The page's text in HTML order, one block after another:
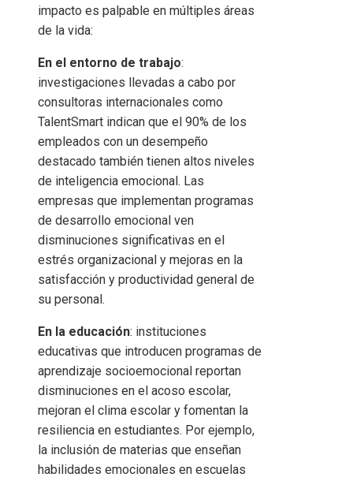
impacto es palpable en múltiples áreas
de la vida:
En el entorno de trabajo:
investigaciones llevadas a cabo por
consultoras internacionales como
TalentSmart indican que el 90% de los
empleados con un desempeño
destacado también tienen altos niveles
de inteligencia emocional. Las
empresas que implementan programas
de desarrollo emocional ven
disminuciones significativas en el
estrés organizacional y mejoras en la
satisfacción y productividad general de
su personal.
En la educación: instituciones
educativas que introducen programas de
aprendizaje socioemocional reportan
disminuciones en el acoso escolar,
mejoran el clima escolar y fomentan la
resiliencia en estudiantes. Por ejemplo,
la inclusión de materias que enseñan
habilidades emocionales en escuelas